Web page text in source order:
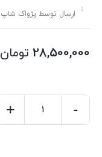
ارسال توسط پژواک شاپ
28,500,000 تومان
-
+